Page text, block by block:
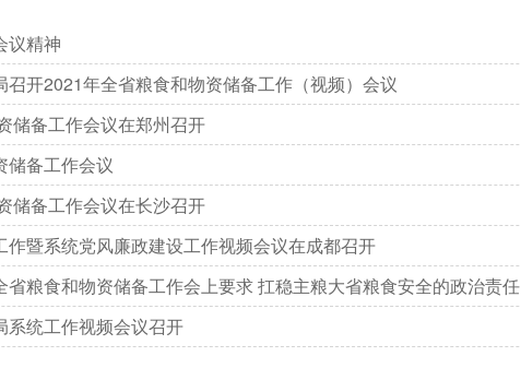
议精神
开2021年全省粮食和物资储备工作（视频）会议
储备工作会议在郑州召开
储备工作会议
储备工作会议在长沙召开
作暨系统党风廉政建设工作视频会议在成都召开
粮食和物资储备工作会上要求 扛稳主粮大省粮食安全的政治责任
系统工作视频会议召开